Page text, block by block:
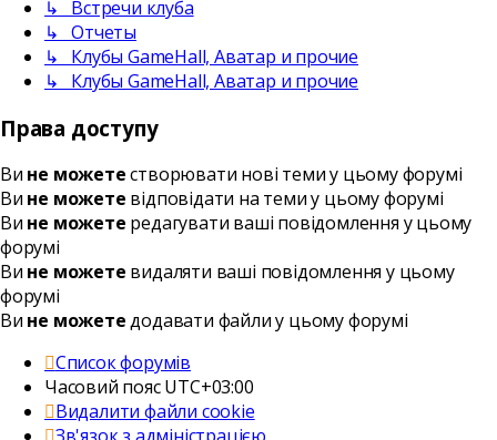
↳ Встречи клуба
↳ Отчеты
↳ Клубы GameHall, Аватар и прочие
↳ Клубы GameHall, Аватар и прочие
Права доступу
Ви не можетестворювати нові теми у цьому форумі
Ви не можете відповідати на теми у цьому форумі
Ви не можете редагувати ваші повідомлення у цьому
форумі
Ви не можете видаляти ваші повідомлення у цьому
форумі
Ви не можетедодавати файли у цьому форумі
Список форумів
Часовий поясUTC+03:00
Видалити файли cookie